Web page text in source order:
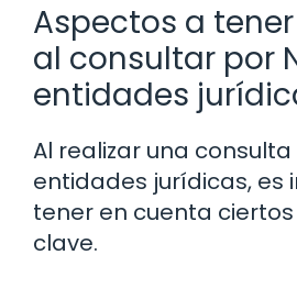
Aspectos a
al consultar por
entidades
Al realizar una consulta
entidades jurídicas, es
tener en cuenta
clave.